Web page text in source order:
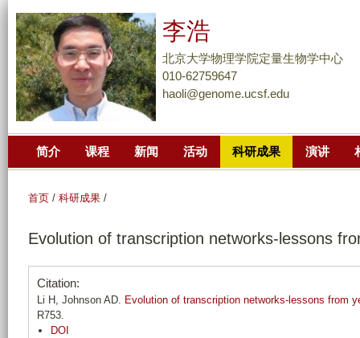
主
分
李浩
北京大学物理学院定量生物学中心
010-62759647
haoli@genome.ucsf.edu
简介 课程 新闻 活动 科研成果 演讲
首页 / 科研成果 /
Evolution of transcription networks-lessons
Citation:
Li H, Johnson AD. Evolution of transcription networks-lessons from
R753.
DOI